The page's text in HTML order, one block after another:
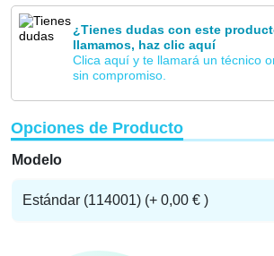
¿Tienes dudas con este
llamamos, haz clic aquí
Clica aquí y te llamará un técnico
sin compromiso.
Opciones de Producto
Modelo